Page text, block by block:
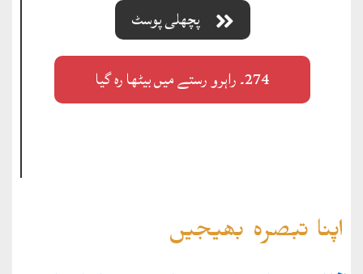
پچھلی پوسٹ
274۔ راہرو رستے میں بیٹھا رہ گیا
اپنا تبصرہ بھیجیں